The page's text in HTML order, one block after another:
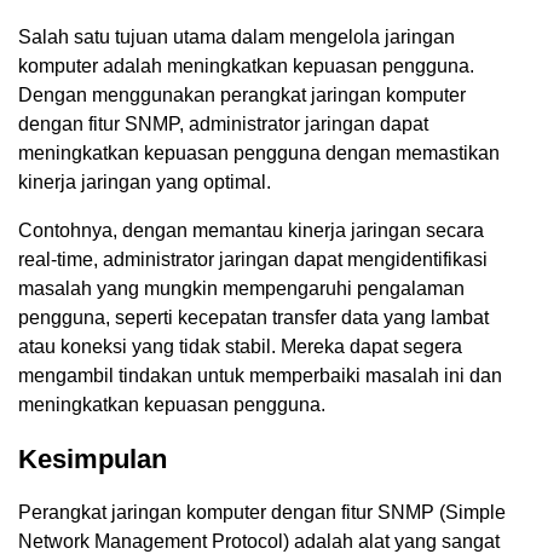
Salah satu tujuan utama dalam mengelola jaringan
komputer adalah meningkatkan kepuasan pengguna.
Dengan menggunakan perangkat jaringan komputer
dengan fitur SNMP, administrator jaringan dapat
meningkatkan kepuasan pengguna dengan memastikan
kinerja jaringan yang optimal.
Contohnya, dengan memantau kinerja jaringan secara
real-time, administrator jaringan dapat mengidentifikasi
masalah yang mungkin mempengaruhi pengalaman
pengguna, seperti kecepatan transfer data yang lambat
atau koneksi yang tidak stabil. Mereka dapat segera
mengambil tindakan untuk memperbaiki masalah ini dan
meningkatkan kepuasan pengguna.
Kesimpulan
Perangkat jaringan komputer dengan fitur SNMP (Simple
Network Management Protocol) adalah alat yang sangat